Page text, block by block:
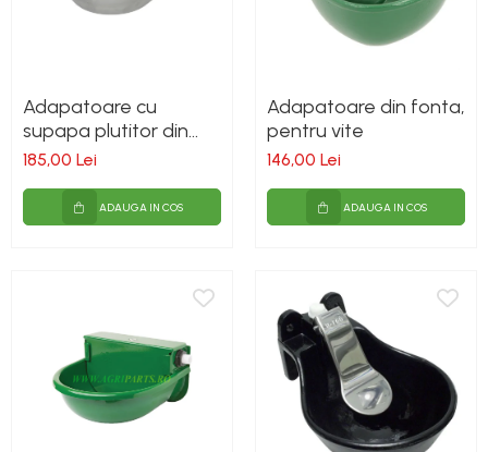
Adapatoare cu
supapa plutitor din
otel inoxidabil pentru
185,00 Lei
ADAUGA IN COS
Adapatoare din fonta,
pentru vite
146,00 Lei
ADAUGA IN COS